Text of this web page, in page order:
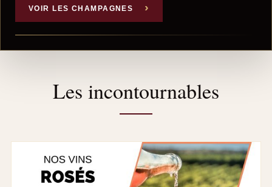
VOIR LES CHAMPAGNES
Les incontournables